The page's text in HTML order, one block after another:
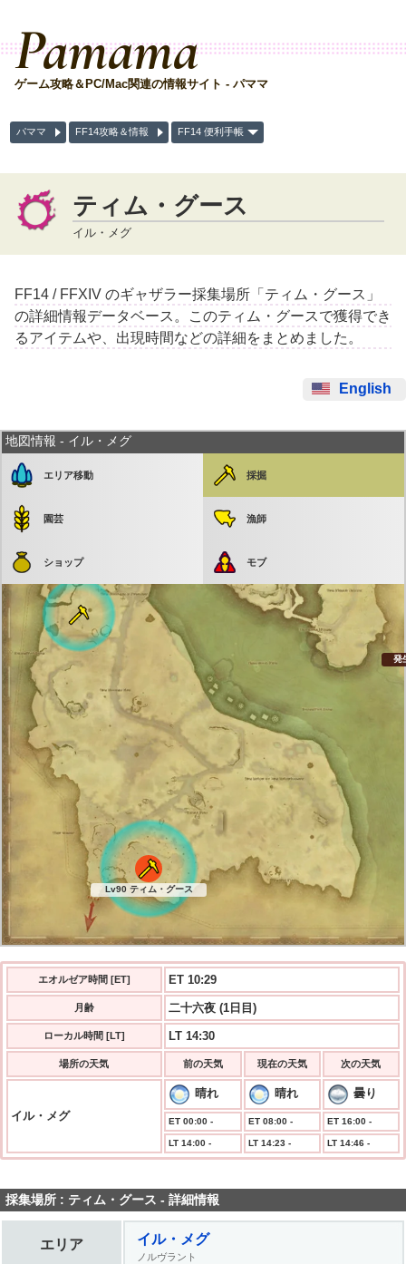
Pamama
ゲーム攻略＆PC/Mac関連の情報サイト - パママ
パママ FF14攻略＆情報 FF14 便利手帳
ティム・グース
イル・メグ
FF14 / FFXIV のギャザラー採集場所「ティム・グース」
の詳細情報データベース。このティム・グースで獲得でき
るアイテムや、出現時間などの詳細をまとめました。
English
地図情報 - イル・メグ
エリア移動 採掘
園芸 漁師
ショップ モブ
発
Lv90 ティム・グース
エオルゼア時間 [ET] ET 10:30
月齢 二十六夜 (1日目)
ローカル時間 [LT] LT 14:30
場所の天気 前の天気 現在の天気 次の天気
イル・メグ
晴れ 晴れ 曇り
ET 00:00 - ET 08:00 - ET 16:00 -
LT 14:00 - LT 14:23 - LT 14:46 -
採集場所 : ティム・グース - 詳細情報
エリア イル・メグ
ノルヴラント